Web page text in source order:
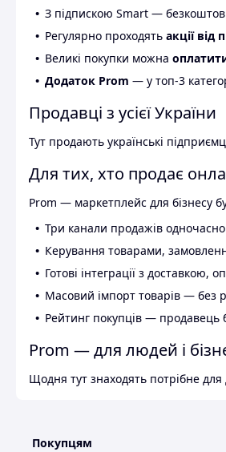
З підпискою Smart —
Регулярно проходять акції від
Великі покупки можна
Додаток Prom — у топ-3
Продавці з усієї України
Тут продають українські
Для тих, хто продає
Prom — маркетплейс для бізнесу
Три канали продажів
Керування товарами,
Готові інтеграції з доставкою,
Масовий імпорт товарів — без
Рейтинг покупців — продавець
Prom — для людей і
Щодня тут знаходять потрібне
Покупцям